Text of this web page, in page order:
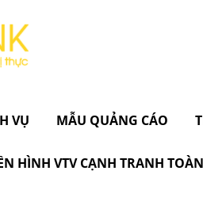
VỤ MẪU QUẢNG CÁO
HÌNH VTV CẠNH TRANH